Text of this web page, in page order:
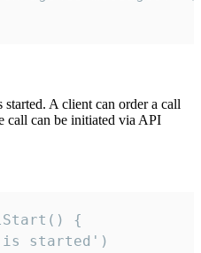
A client can order a call
call can be initiated via API
{
started')